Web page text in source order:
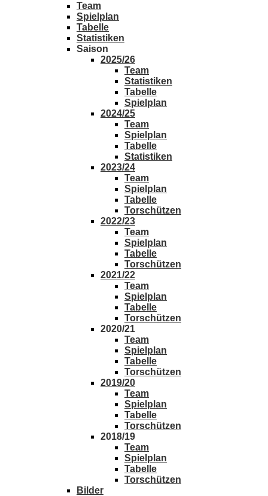
Team
Spielplan
Tabelle
Statistiken
Saison
2025/26
Team
Statistiken
Tabelle
Spielplan
2024/25
Team
Spielplan
Tabelle
Statistiken
2023/24
Team
Spielplan
Tabelle
Torschützen
2022/23
Team
Spielplan
Tabelle
Torschützen
2021/22
Team
Spielplan
Tabelle
Torschützen
2020/21
Team
Spielplan
Tabelle
Torschützen
2019/20
Team
Spielplan
Tabelle
Torschützen
2018/19
Team
Spielplan
Tabelle
Torschützen
Bilder